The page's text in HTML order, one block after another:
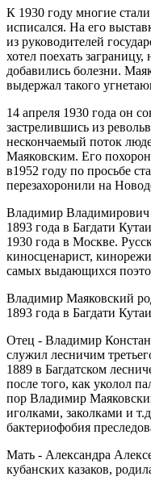
К 1930 году многие
исписался. На его
из руководителей
хотел поехать
добавились болезни.
выдержал такого
14 апреля 1930 года он
застрелившись из
нескончаемый поток
Маяковским. Его
в1952 году по просьбе
перезахоронили на
Владимир
1893 года в Багдати
1930 года в Москве.
киносценарист,
самых выдающихся
Владимир Маяковский
1893 года в Багдати
Отец - Владимир
служил лесничим
1889 в Багдатском
после того, как уколол
пор Владимир
иголками, заколками и
бактериофобия
Мать - Александра
кубанских казаков,